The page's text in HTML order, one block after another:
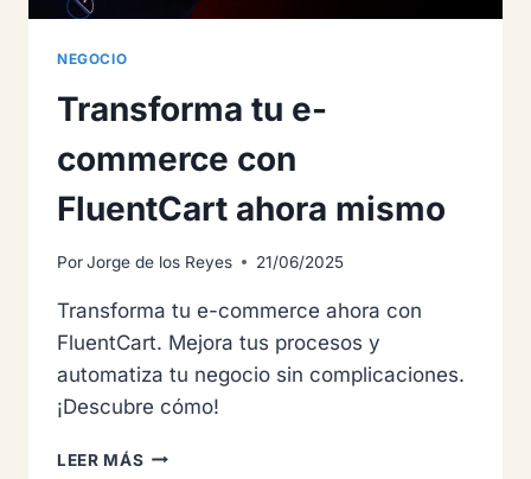
NEGOCIO
Transforma tu e-
commerce con
FluentCart ahora mismo
PorJorge de los Reyes 21/06/2025
Transforma tu e-commerce ahora con
FluentCart. Mejora tus procesos y
automatiza tu negocio sin complicaciones.
¡Descubre cómo!
LEER MÁSTRANSFORMA